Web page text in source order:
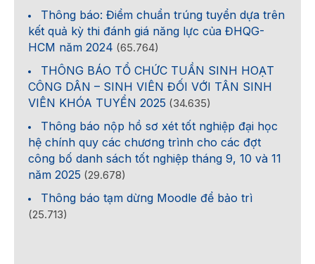
Thông báo: Điểm chuẩn trúng tuyển dựa trên
kết quả kỳ thi đánh giá năng lực của ĐHQG-
HCM năm 2024 (65.764)
THÔNG BÁO TỔ CHỨC TUẦN SINH HOẠT
CÔNG DÂN – SINH VIÊN ĐỐI VỚI TÂN SINH
VIÊN KHÓA TUYỂN 2025 (34.635)
Thông báo nộp hồ sơ xét tốt nghiệp đại học
hệ chính quy các chương trình cho các đợt
công bố danh sách tốt nghiệp tháng 9, 10 và 11
năm 2025 (29.678)
Thông báo tạm dừng Moodle để bảo trì
(25.713)